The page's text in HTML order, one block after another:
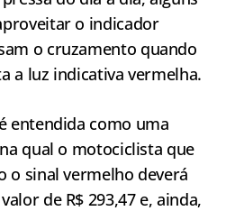
o indicador
o cruzamento quando
a luz indicativa vermelha.
entendida como uma
qual o motociclista que
o sinal vermelho deverá
de R$ 293,47 e, ainda,